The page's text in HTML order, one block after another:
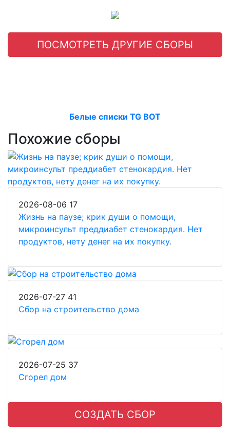
ПОСМОТРЕТЬ ДРУГИЕ СБОРЫ
Белые списки TG BOT
Похожие сборы
2026-08-06 17
Жизнь на паузе; крик души о помощи,
микроинсульт преддиабет стенокардия. Нет
продуктов, нету денег на их покупку.
2026-07-27 41
Сбор на строительство дома
2026-07-25 37
Сгорел дом
СОЗДАТЬ СБОР